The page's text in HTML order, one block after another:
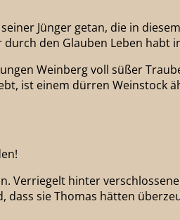
Jünger getan, die in
den Glauben Leben habt
Weinberg voll süßer
ist einem dürren Weinstock
Verriegelt hinter
sie Thomas hätten